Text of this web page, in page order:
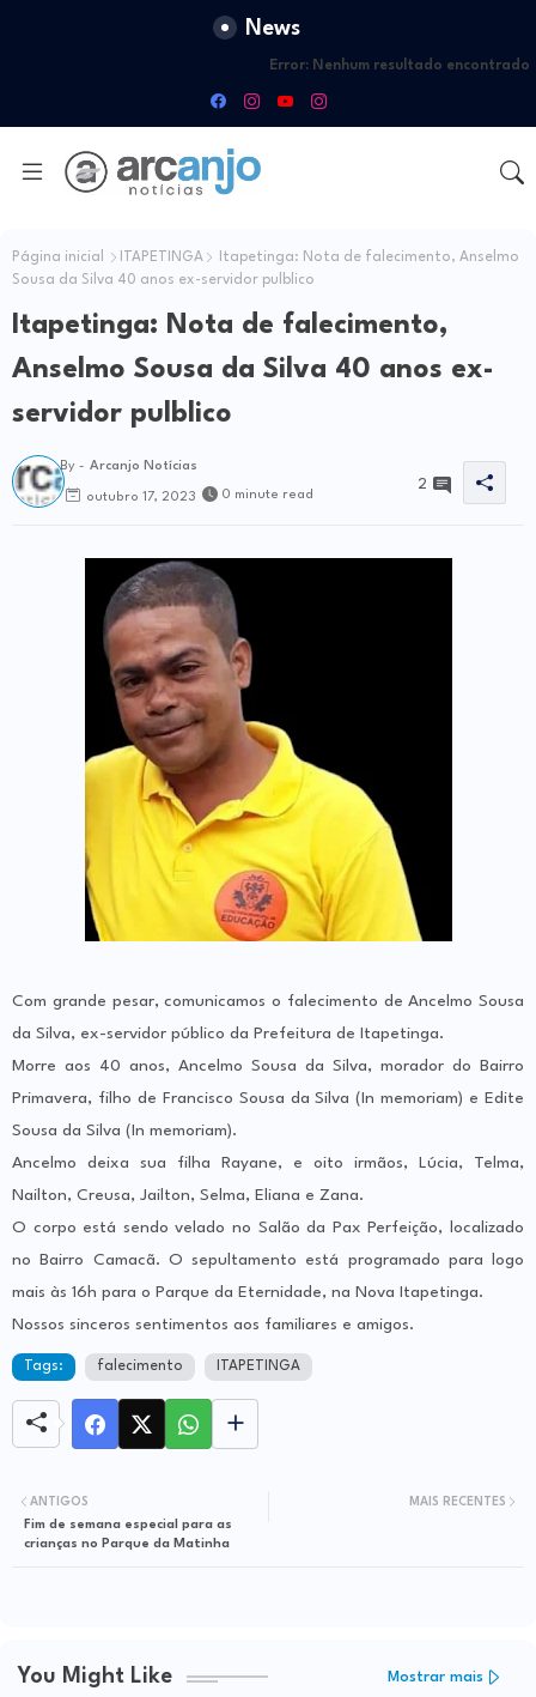
News
Error: Nenhum resultado encontrado
Página inicial ITAPETINGA
Itapetinga: Nota de falecimento, Anselmo
Sousa da Silva 40 anos ex-servidor pulblico
Itapetinga: Nota de falecimento,
Anselmo Sousa da Silva 40 anos ex-
servidor pulblico
By - Arcanjo Notícias
outubro 17, 2023 0 minute read
2
Com grande pesar, comunicamos o falecimento de Ancelmo Sousa
da Silva, ex-servidor público da Prefeitura de Itapetinga.
Morre aos 40 anos, Ancelmo Sousa da Silva, morador do Bairro
Primavera, filho de Francisco Sousa da Silva (In memoriam) e Edite
Sousa da Silva (In memoriam).
Ancelmo deixa sua filha Rayane, e oito irmãos, Lúcia, Telma,
Nailton, Creusa, Jailton, Selma, Eliana e Zana.
O corpo está sendo velado no Salão da Pax Perfeição, localizado
no Bairro Camacã. O sepultamento está programado para logo
mais às 16h para o Parque da Eternidade, na Nova Itapetinga.
Nossos sinceros sentimentos aos familiares e amigos.
Tags: falecimento ITAPETINGA
MAIS RECENTES
ANTIGOS
Fim de semana especial para as
crianças no Parque da Matinha
You Might Like Mostrar mais